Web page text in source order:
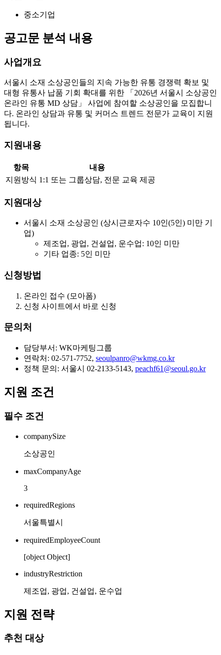
중소기업
공고문 분석 내용
사업개요
서울시 소재 소상공인들의 지속 가능한 유통 경쟁력 확보 및
대형 유통사 납품 기회 확대를 위한 「2026년 서울시 소상공인
온라인 유통 MD 상담」 사업에 참여할 소상공인을 모집합니
다. 온라인 상담과 유통 및 커머스 트렌드 전문가 교육이 지원
됩니다.
지원내용
항목
내용
지원방식 1:1 또는 그룹상담, 전문 교육 제공
지원대상
서울시 소재 소상공인 (상시근로자수 10인(5인) 미만 기
업)
제조업, 광업, 건설업, 운수업: 10인 미만
기타 업종: 5인 미만
신청방법
온라인 접수 (모아폼)
신청 사이트에서 바로 신청
문의처
담당부서: WK마케팅그룹
연락처: 02-571-7752, seoulpanro@wkmg.co.kr
정책 문의: 서울시 02-2133-5143, peachf61@seoul.go.kr
지원 조건
필수 조건
companySize
소상공인
maxCompanyAge
3
requiredRegions
서울특별시
requiredEmployeeCount
[object Object]
industryRestriction
제조업, 광업, 건설업, 운수업
지원 전략
추천 대상